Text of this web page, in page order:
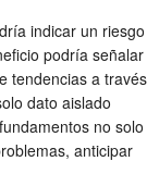
indicar un riesgo
podría señalar
tendencias a través
dato aislado
no solo
anticipar